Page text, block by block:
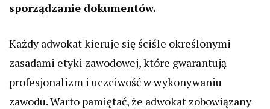
sporządzanie dokumentów.
Każdy adwokat kieruje się ściśle określonymi
zasadami etyki zawodowej, które gwarantują
profesjonalizm i uczciwość w wykonywaniu
zawodu. Warto pamiętać, że adwokat zobowiązany